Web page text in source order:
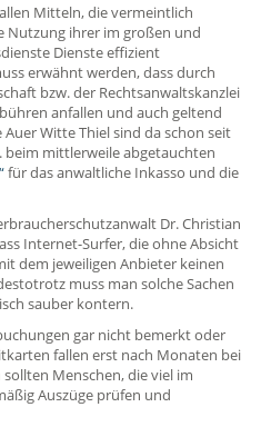
Mitteln, die vermeintlich
Nutzung ihrer im großen und
Dienste effizient
erwähnt werden, dass durch
bzw. der Rechtsanwaltskanzlei
anfallen und auch geltend
Witte Thiel sind da schon seit
beim mittlerweile abgetauchten
für das anwaltliche Inkasso und die
Dr. Christian
Internet-Surfer, die ohne Absicht
dem jeweiligen Anbieter keinen
muss man solche Sachen
sauber kontern.
gar nicht bemerkt oder
fallen erst nach Monaten bei
Menschen, die viel im
Auszüge prüfen und